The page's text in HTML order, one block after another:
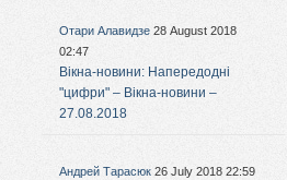
Отари Алавидзе 28 August 2018
02:47
Вікна-новини: Напередодні
"цифри" – Вікна-новини –
27.08.2018
Андрей Тарасюк 26 July 2018 22:59